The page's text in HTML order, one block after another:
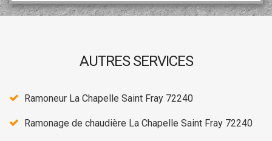
AUTRES SERVICES
Ramoneur La Chapelle Saint Fray 72240
Ramonage de chaudière La Chapelle Saint Fray 72240